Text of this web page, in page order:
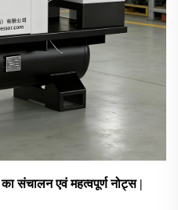
संचालन एवं महत्वपूर्ण नोट्स |